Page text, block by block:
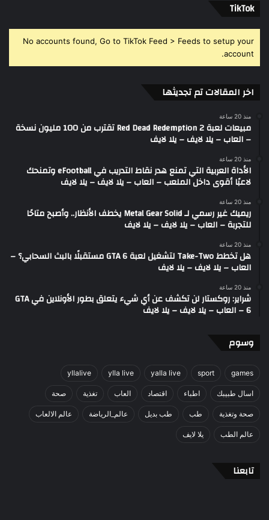
‫TikTok
No accounts found, Go to TikTok Feed > Feeds to setup your
account.
اخر المقالات تم تجديثها
منذ 20 ساعة
مبيعات لعبة Red Dead Redemption 2 تقترب من 100 مليون نسخة
– العاب – يلا لايف – يلا لايف
منذ 20 ساعة
الأداة العربية التي تمنع هدر نقاط التدريب في eFootball وتمنحك
لاعبًا أقوى داخل الملعب – العاب – يلا لايف – يلا لايف
منذ 20 ساعة
ريميك غير رسمي لـ Metal Gear Solid يخطف الأنظار.. وأصبح متاحًا
للتجربة – العاب – يلا لايف – يلا لايف
منذ 20 ساعة
هل تخطط Take-Two لتشغيل لعبة GTA 6 مستقبلًا بالبث السحابي؟ –
العاب – يلا لايف – يلا لايف
منذ 20 ساعة
شراير: روكستار لن تكشف عن أي شيء يتعلق بطور الأونلاين في GTA
6 – العاب – يلا لايف – يلا لايف
وسوم
games
sport
yalla live
ylla live
yllalive
اسال طبيبك اطباء اقتصاد العاب تغذية صحة
صحة وتغذية طب طب بديل عالم_الرياضة عالم الالعاب
عالم الطب يلا لايف
تابعنا